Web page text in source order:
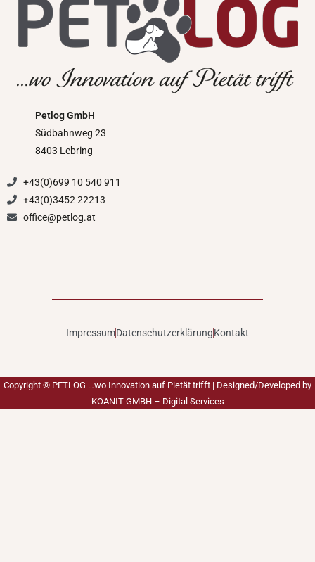
Petlog GmbH
Südbahnweg 23
8403 Lebring
+43(0)699 10 540 911
+43(0)3452 22213
office@petlog.at
ImpressumDatenschutzerklärungKontakt
Copyright © PETLOG …wo Innovation auf Pietät trifft | Designed/Developed by
KOANIT GMBH – Digital Services